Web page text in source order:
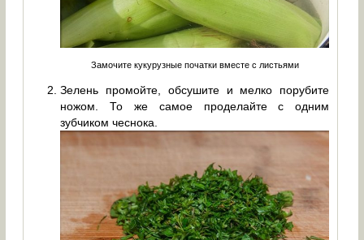
Замочите кукурузные початки вместе с листьями
Зелень промойте, обсушите и мелко порубите
ножом. То же самое проделайте с одним
зубчиком чеснока.